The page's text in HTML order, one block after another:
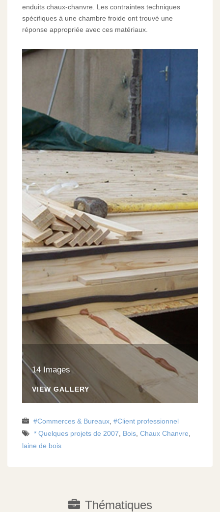
enduits chaux-chanvre. Les contraintes techniques
spécifiques à une chambre froide ont trouvé une
réponse appropriée avec ces matériaux.
14 Images
VIEW GALLERY
Commerces & Bureaux
Client professionnel
* Quelques projets de 2007
Bois Chaux Chanvre
laine de bois
Thématiques